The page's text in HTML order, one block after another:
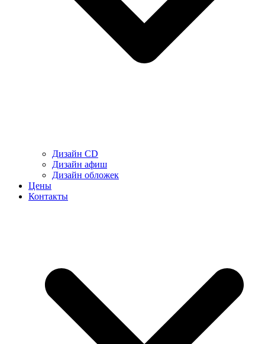
Дизайн CD
Дизайн афиш
Дизайн обложек
Цены
Контакты